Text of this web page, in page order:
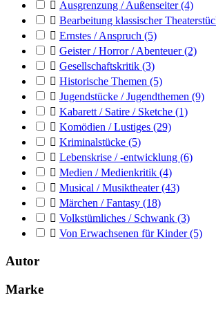
 Ausgrenzung / Außenseiter(4)
 Bearbeitung klassischer
 Ernstes / Anspruch (5)
 Geister / Horror / Abenteuer(2)
 Gesellschaftskritik (3)
 Historische Themen (5)
 Jugendstücke / Jugendthemen (9)
 Kabarett / Satire / Sketche (1)
 Komödien / Lustiges (29)
 Kriminalstücke (5)
 Lebenskrise / -entwicklung (6)
 Medien / Medienkritik (4)
 Musical / Musiktheater(43)
 Märchen / Fantasy (18)
 Volkstümliches / Schwank (3)
 Von Erwachsenen für Kinder(5)
Autor
Marke